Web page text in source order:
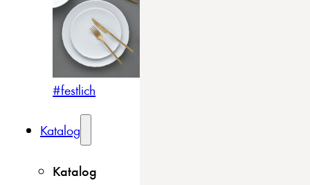
#festlich
Katalog
Katalog